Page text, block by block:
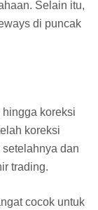
Selain itu,
di puncak
koreksi
koreksi
dan
trading.
cocok untuk